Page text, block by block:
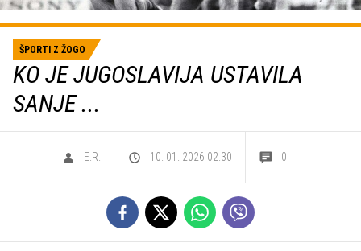
ŠPORTI Z ŽOGO
KO JE JUGOSLAVIJA USTAVILA
SANJE ...
E.R. 10. 01. 2026 02.30 0